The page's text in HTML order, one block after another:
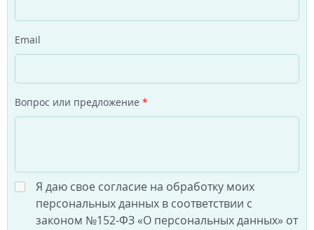
Email
Вопрос или предложение *
Я даю свое согласие на обработку моих
персональных данных в соответствии с
законом №152-ФЗ «О персональных данных» от